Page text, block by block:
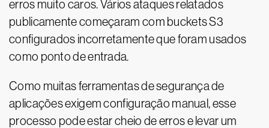
erros muito caros. Vários ataques relatados
publicamente começaram com buckets S3
configurados incorretamente que foram usados
como ponto de entrada.
Como muitas ferramentas de segurança de
aplicações exigem configuração manual, esse
processo pode estar cheio de erros e levar um